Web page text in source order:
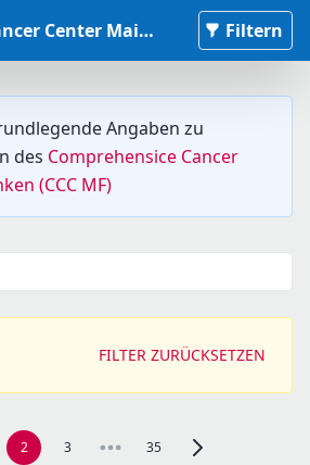
Comprehensive Cancer Center Mainfranken Studiendatenbank Filtern
Angaben zu
des Comprehensice Cancer
(CCC MF)
FILTER ZURÜCKSETZEN
Seite, Seite 1 navigieren
2 3 35 Zur nächsten